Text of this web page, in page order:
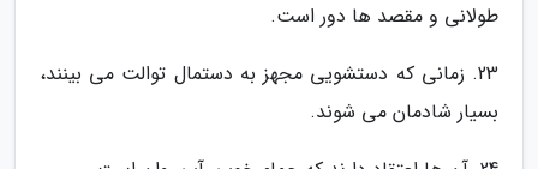
طولانی و مقصد ها دور است.
23. زمانی که دستشویی مجهز به دستمال توالت می بینند،
بسیار شادمان می شوند.